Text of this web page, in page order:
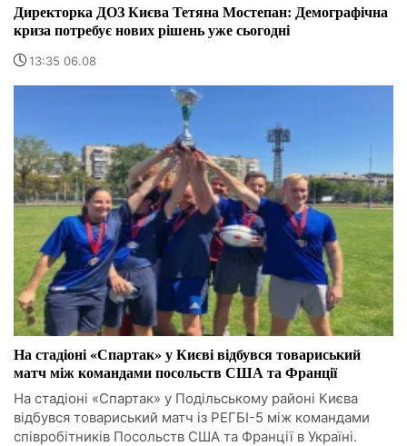
Директорка ДОЗ Києва Тетяна Мостепан: Демографічна
криза потребує нових рішень уже сьогодні
13:35 06.08
На стадіоні «Спартак» у Києві відбувся товариський
матч між командами посольств США та Франції
На стадіоні «Спартак» у Подільському районі Києва
відбувся товариський матч із РЕГБІ-5 між командами
співробітників Посольств США та Франції в Україні.